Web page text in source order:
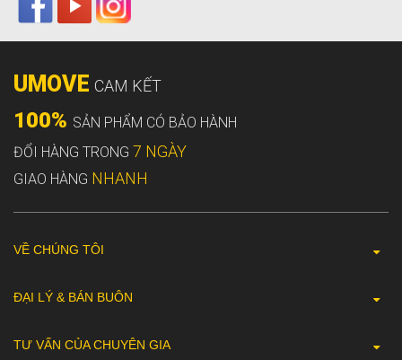
UMOVE CAM KẾT
100% SẢN PHẨM CÓ BẢO HÀNH
ĐỔI HÀNG TRONG 7 NGÀY
GIAO HÀNG NHANH
VỀ CHÚNG TÔI
ĐẠI LÝ & BÁN BUÔN
TƯ VẤN CỦA CHUYÊN GIA